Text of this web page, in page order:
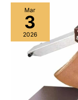
Mar
3
2026